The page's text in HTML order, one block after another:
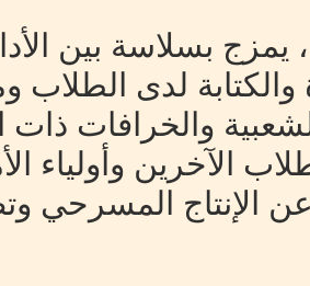
بسلاسة بين
والكتابة لدى الطلاب
والخرافات ذات
الآخرين وأولياء
الإنتاج المسرحي